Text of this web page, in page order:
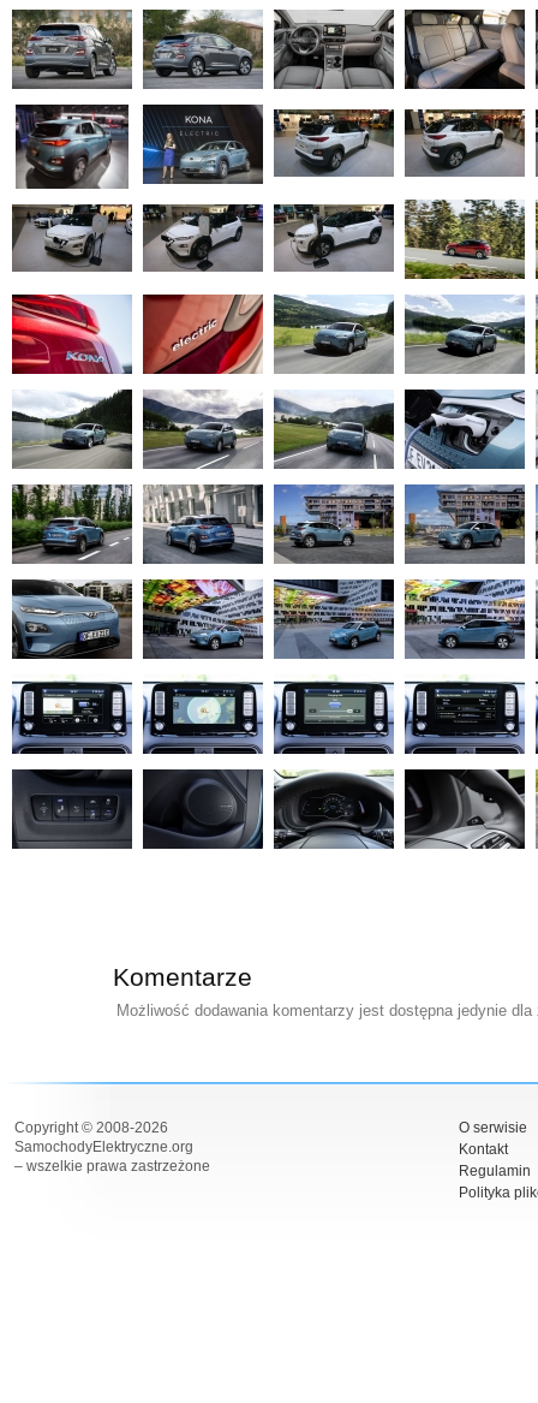
Komentarze
Możliwość dodawania komentarzy jest dostępna jedynie
Copyright © 2008-2026
SamochodyElektryczne.org
– wszelkie prawa zastrzeżone
O serwisie
Kontakt
Regulamin
Polityka